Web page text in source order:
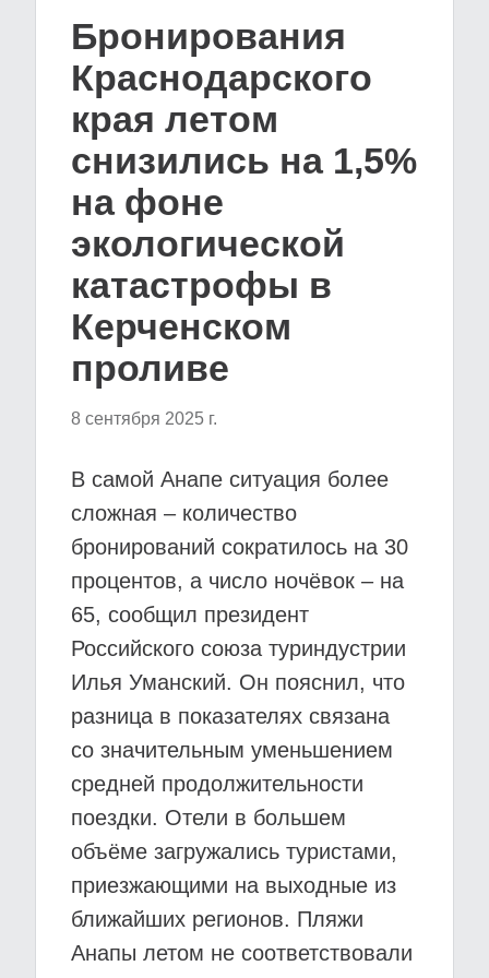
Бронирования
Краснодарского
края летом
снизились на 1,5%
на фоне
экологической
катастрофы в
Керченском
проливе
8 сентября 2025 г.
В самой Анапе ситуация более
сложная – количество
бронирований сократилось на 30
процентов, а число ночёвок – на
65, сообщил президент
Российского союза туриндустрии
Илья Уманский. Он пояснил, что
разница в показателях связана
со значительным уменьшением
средней продолжительности
поездки. Отели в большем
объёме загружались туристами,
приезжающими на выходные из
ближайших регионов. Пляжи
Анапы летом не соответствовали